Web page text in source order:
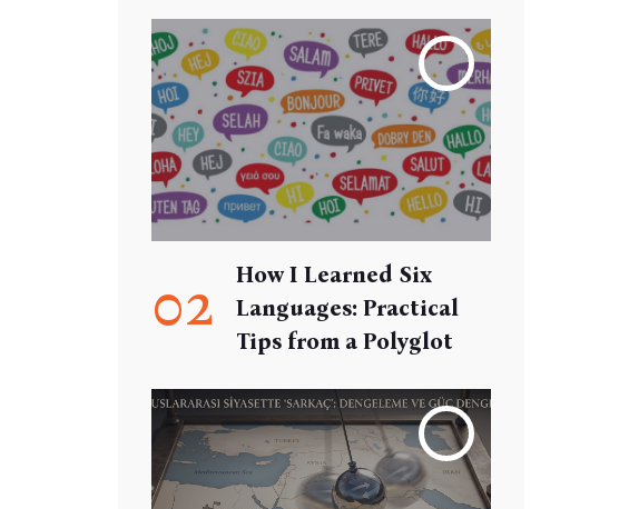
02
How I Learned Six
Languages: Practical
Tips from a Polyglot